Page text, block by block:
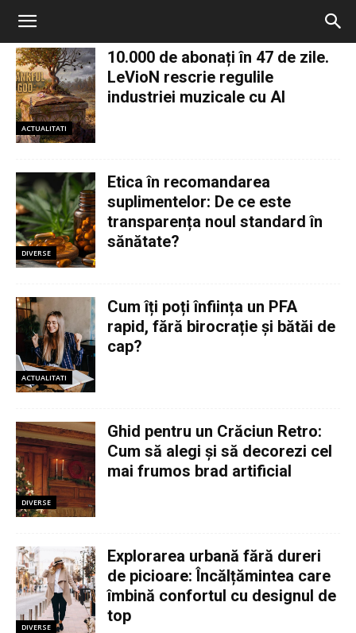
ACTUALITATI
10.000 de abonați în 47 de zile.
LeVioN rescrie regulile
industriei muzicale cu AI
DIVERSE
Etica în recomandarea
suplimentelor: De ce este
transparența noul standard în
sănătate?
ACTUALITATI
Cum îți poți înființa un PFA
rapid, fără birocrație și bătăi de
cap?
DIVERSE
Ghid pentru un Crăciun Retro:
Cum să alegi și să decorezi cel
mai frumos brad artificial
DIVERSE
Explorarea urbană fără dureri
de picioare: Încălțămintea care
îmbină confortul cu designul de
top